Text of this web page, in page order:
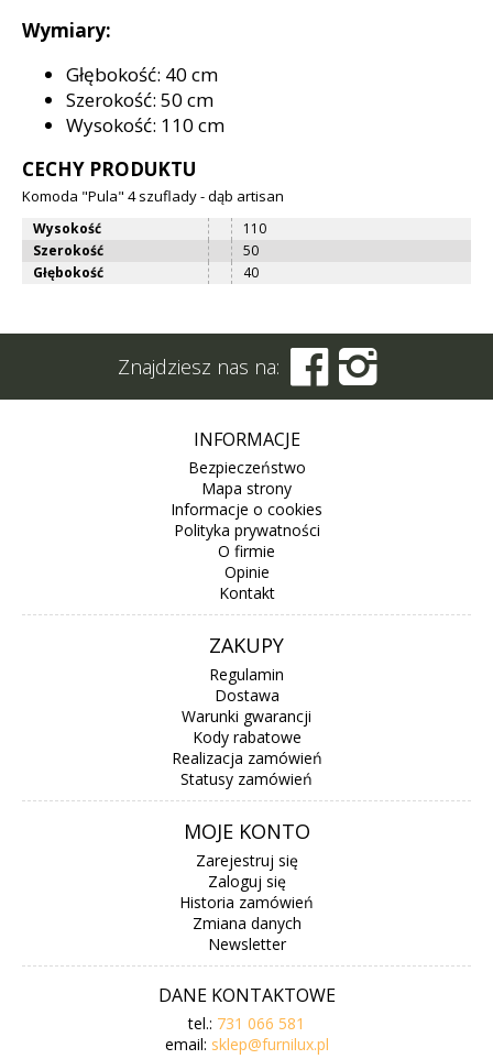
Wymiary:
Głębokość: 40 cm
Szerokość: 50 cm
Wysokość: 110 cm
CECHY PRODUKTU
Komoda "Pula" 4 szuflady - dąb artisan
Wysokość
110
Szerokość
50
Głębokość
40
Znajdziesz nas na:  
INFORMACJE
Bezpieczeństwo
Mapa strony
Informacje o cookies
Polityka prywatności
O firmie
Opinie
Kontakt
ZAKUPY
Regulamin
Dostawa
Warunki gwarancji
Kody rabatowe
Realizacja zamówień
Statusy zamówień
MOJE KONTO
Zarejestruj się
Zaloguj się
Historia zamówień
Zmiana danych
Newsletter
DANE KONTAKTOWE
tel.: 731 066 581
email: sklep@furnilux.pl